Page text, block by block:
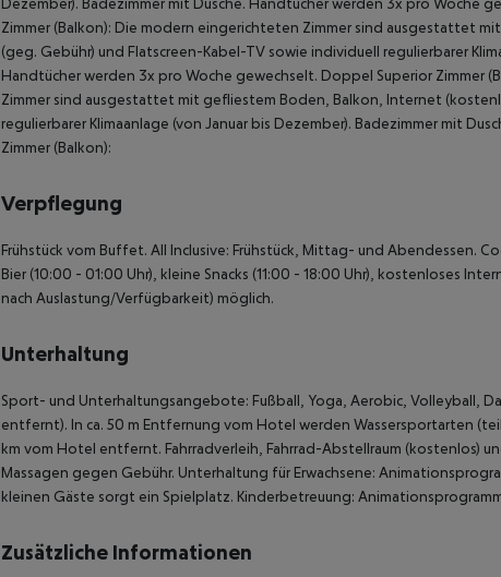
Zimmer (Balkon): Die modern eingerichteten Zimmer sind ausgestattet
(geg. Gebühr) und Flatscreen-Kabel-TV sowie individuell regulierbarer
Handtücher werden 3x pro Woche gewechselt. Doppel Superior Zimmer
Zimmer sind ausgestattet mit gefliestem Boden, Balkon, Internet
regulierbarer Klimaanlage (von Januar bis Dezember). Badezimmer mit
Zimmer (Balkon):
Verpflegung
Frühstück vom Buffet. All Inclusive: Frühstück, Mittag- und Abendessen.
Bier (10:00 - 01:00 Uhr), kleine Snacks (11:00 - 18:00 Uhr), kostenloses
nach Auslastung/Verfügbarkeit) möglich.
Unterhaltung
Sport- und Unterhaltungsangebote: Fußball, Yoga, Aerobic, Volleyball,
entfernt). In ca. 50 m Entfernung vom Hotel werden Wassersportarten
km vom Hotel entfernt. Fahrradverleih, Fahrrad-Abstellraum (kostenlos)
Massagen gegen Gebühr. Unterhaltung für Erwachsene:
kleinen Gäste sorgt ein Spielplatz. Kinderbetreuung:
Zusätzliche Informationen